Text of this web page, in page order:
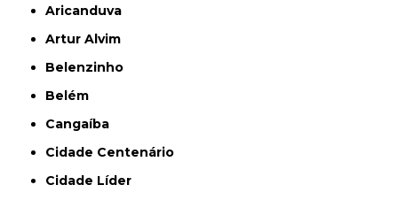
Aricanduva
Artur Alvim
Belenzinho
Belém
Cangaíba
Cidade Centenário
Cidade Líder